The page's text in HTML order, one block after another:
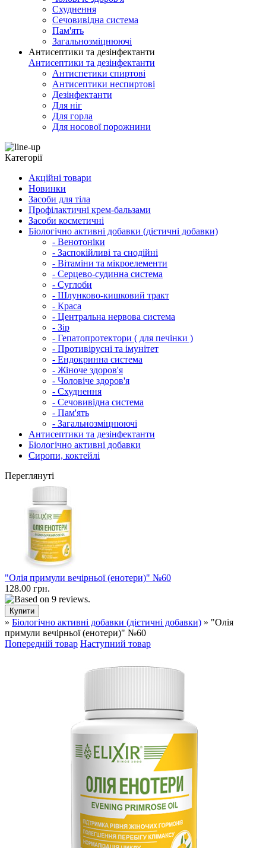
Схуднення
Сечовивідна система
Пам'ять
Загальнозміцнюючі
Антисептики та дезінфектанти
Антисептики та дезінфектанти
Антиспетики спиртові
Антисептики неспиртові
Дезінфектанти
Для ніг
Для горла
Для носової порожнини
Категорії
Акційні товари
Новинки
Засоби для тіла
Профілактичні крем-бальзами
Засоби косметичні
Біологічно активні добавки (дієтичні добавки)
- Венотоніки
- Заспокійливі та снодійні
- Вітаміни та мікроелементи
- Серцево-судинна система
- Суглоби
- Шлунково-кишковий тракт
- Краса
- Центральна нервова система
- Зір
- Гепатопротектори ( для печінки )
- Противірусні та імунітет
- Ендокринна система
- Жіноче здоров'я
- Чоловіче здоров'я
- Схуднення
- Сечовивідна система
- Пам'ять
- Загальнозміцнюючі
Антисептики та дезінфектанти
Біологічно активні добавки
Сиропи, коктейлі
Переглянуті
"Олія примули вечірньої (енотери)" №60
128.00 грн.
» Біологічно активні добавки (дієтичні добавки) » "Олія
примули вечірньої (енотери)" №60
Попередній товар Наступний товар